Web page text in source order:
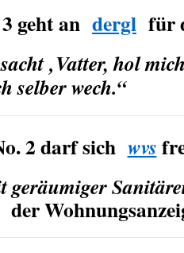
geht an dergl für
‚Vatter, hol
selber wech.“
2 darf sich wvs
geräumiger
der